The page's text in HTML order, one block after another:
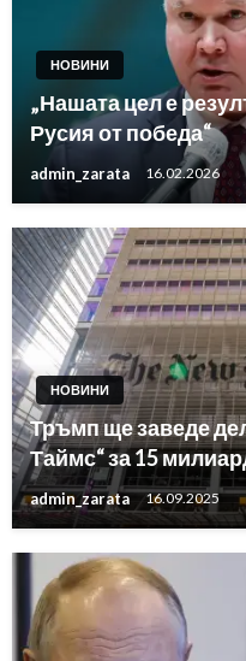
НОВИНИ
„Нашата цел е
Русия от победа“
admin_zarata 16.02.2026
НОВИНИ
Тръмп ще заведе
Таймс“ за 15
admin_zarata 16.09.2025